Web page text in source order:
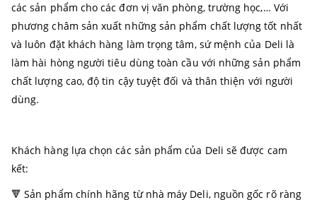
các sản phẩm cho các đơn vị văn phòng, trường học,… Với
phương châm sản xuất những sản phẩm chất lượng tốt nhất
và luôn đặt khách hàng làm trọng tâm, sứ mệnh của Deli là
làm hài hòng người tiêu dùng toàn cầu với những sản phẩm
chất lượng cao, độ tin cậy tuyệt đối và thân thiện với người
dùng.
Khách hàng lựa chọn các sản phẩm của Deli sẽ được cam
kết:
🔻 Sản phẩm chính hãng từ nhà máy Deli, nguồn gốc rõ ràng